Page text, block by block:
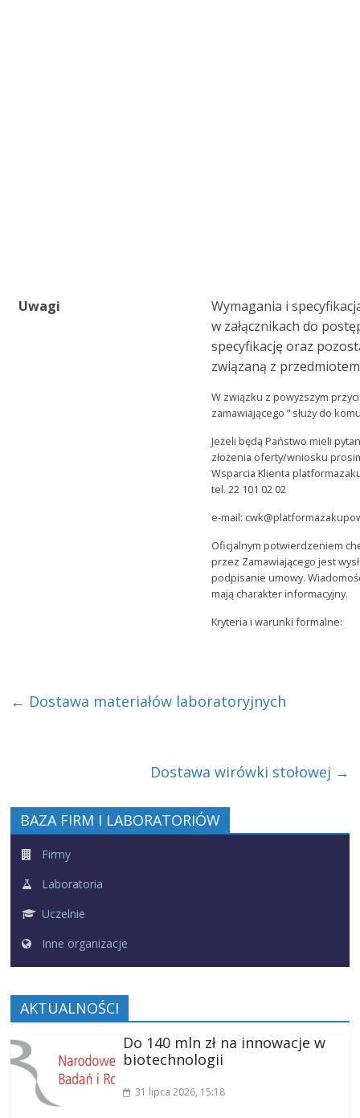
Uwagi
Wymagania i
w załącznikach do
specyfikację oraz
związaną z
W związku z powyższym
zamawiającego ” służy do
Jeżeli będą Państwo mieli
złożenia oferty/wniosku
Wsparcia Klienta
tel. 22 101 02 02
e-mail:
Oficjalnym potwierdzeniem
przez Zamawiającego jest
podpisanie umowy.
mają charakter informacyjny.
Kryteria i warunki formalne:
← Dostawa materiałów laboratoryjnych
Dostawa wirówki stołowej →
BAZA FIRM I LABORATORIÓW
Firmy
Laboratoria
Uczelnie
Inne organizacje
AKTUALNOŚCI
Do 140 mln zł na innowacje w
biotechnologii
31 lipca 2026, 15:18